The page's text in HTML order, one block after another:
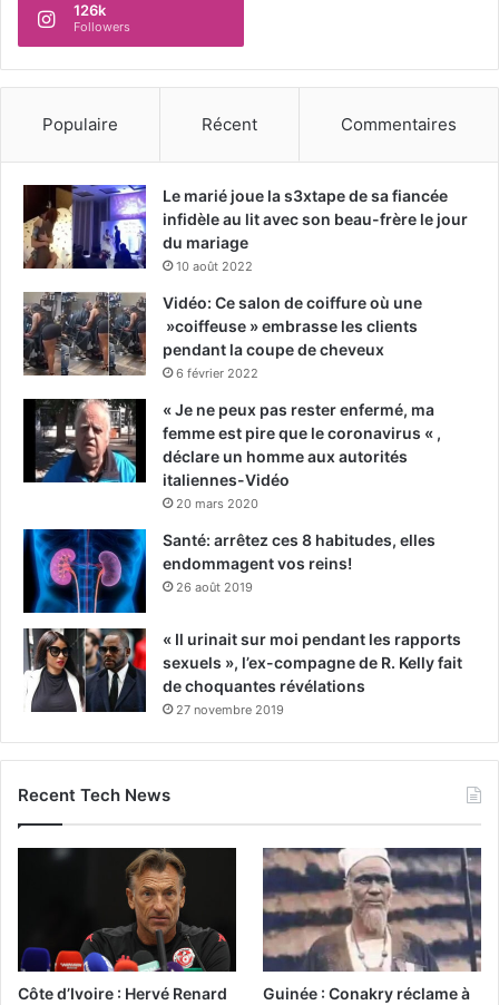
126k
Followers
Populaire Récent Commentaires
Le marié joue la s3xtape de sa fiancée
infidèle au lit avec son beau-frère le jour
du mariage
10 août 2022
Vidéo: Ce salon de coiffure où une
»coiffeuse » embrasse les clients
pendant la coupe de cheveux
6 février 2022
« Je ne peux pas rester enfermé, ma
femme est pire que le coronavirus « ,
déclare un homme aux autorités
italiennes-Vidéo
20 mars 2020
Santé: arrêtez ces 8 habitudes, elles
endommagent vos reins!
26 août 2019
« Il urinait sur moi pendant les rapports
sexuels », l’ex-compagne de R. Kelly fait
de choquantes révélations
27 novembre 2019
Recent Tech News
Côte d’Ivoire : Hervé Renard
Guinée : Conakry réclame à